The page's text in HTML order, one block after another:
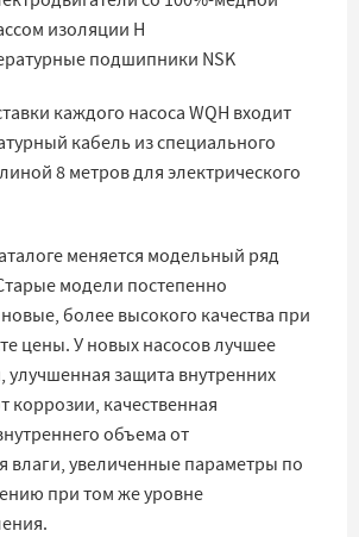
изоляции H
подшипники NSK
каждого насоса WQH входит
кабель из специального
8 метров для электрического
меняется модельный ряд
модели постепенно
более высокого качества при
цены. У новых насосов лучшее
улучшенная защита внутренних
коррозии, качественная
объема от
влаги, увеличенные параметры по
при том же уровне